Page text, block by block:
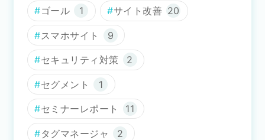
ゴール 1 サイト改善 20
スマホサイト 9
セキュリティ対策 2
セグメント 1
セミナーレポート 11
タグマネージャ 2